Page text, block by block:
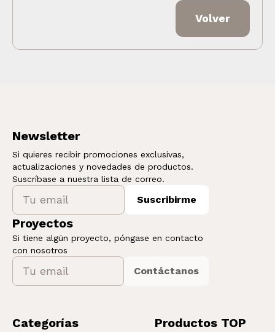
Volver
Newsletter
Si quieres recibir promociones exclusivas,
actualizaciones y novedades de productos.
Suscríbase a nuestra lista de correo.
Suscribirme
Proyectos
Si tiene algún proyecto, póngase en contacto
con nosotros
Contáctanos
Categorías Productos TOP